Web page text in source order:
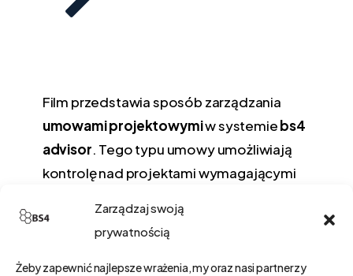
Zarządzaj swoją
prywatnością
Żeby zapewnić najlepsze wrażenia, my oraz nasi partnerzy
Film przedstawia sposób zarządzania
umowami projektowymiw systemiebs4
advisor. Tego typu umowy umożliwiają
kontrolę nad projektami wymagającymi
których realizacja zależy od zamknięcia
powiązanych
zleceń